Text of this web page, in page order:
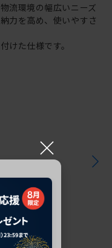
流環境の幅広いニーズ
力を高め、使いやすさ
た仕様です。
×